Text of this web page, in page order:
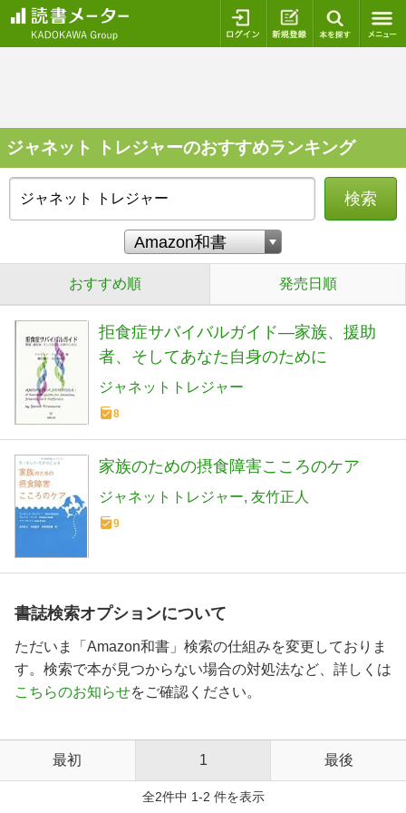
ログイン 新規登録
ジャネット トレジャーのおすすめランキング
検索
おすすめ順 発売日順
拒食症サバイバルガイド―家族、援助
者、そしてあなた自身のために
ジャネットトレジャー
8
家族のための摂食障害こころのケア
ジャネットトレジャー 友竹正人
9
書誌検索オプションについて
ただいま「Amazon和書」検索の仕組みを変更しておりま
す。検索で本が見つからない場合の対処法など、詳しくは
こちらのお知らせをご確認ください。
最初 1 最後
全2件中 1-2 件を表示